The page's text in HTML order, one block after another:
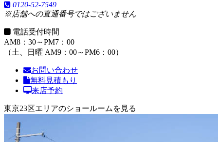
0120-52-7549
※店舗への直通番号ではございません
電話受付時間
AM8：30～PM7：00
（土、日曜 AM9：00～PM6：00）
お問い合わせ
無料見積もり
来店予約
東京23区エリアのショールームを見る